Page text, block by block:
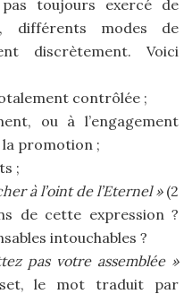
pas toujours exercé de
différents modes de
discrètement. Voici
contrôlée ;
ou à l’engagement
la promotion ;
;
à l’oint de l’Eternel »(2
de cette expression ?
intouchables ?
pas votre assemblée »
le mot traduit par